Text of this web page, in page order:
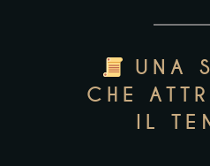
UNA
CHE
IL